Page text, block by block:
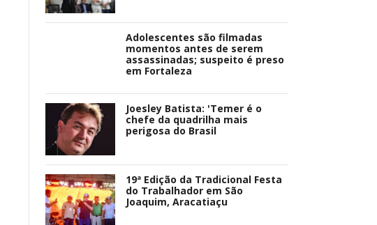
Adolescentes são filmadas
momentos antes de serem
assassinadas; suspeito é preso
em Fortaleza
Joesley Batista: 'Temer é o
chefe da quadrilha mais
perigosa do Brasil
19ª Edição da Tradicional Festa
do Trabalhador em São
Joaquim, Aracatiaçu